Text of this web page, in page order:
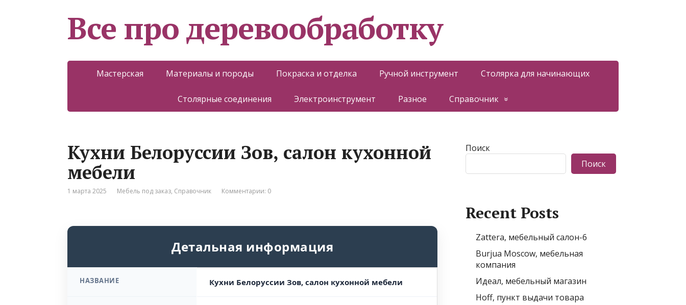
Все про деревообработку
Мастерская Материалы и породы Покраска и отделка Ручной инструмент Столярка для начинающих
Столярные соединения Электроинструмент Разное Справочник
Кухни Белоруссии Зов, салон кухонной
мебели
1 марта 2025 Мебель под заказ, Справочник Комментарии: 0
Детальная информация
НАЗВАНИЕ Кухни Белоруссии Зов, салон кухонной мебели
Поиск
Поиск
Recent Posts
Zattera, мебельный салон-6
Burjua Moscow, мебельная
компания
Идеал, мебельный магазин
Hoff, пункт выдачи товара